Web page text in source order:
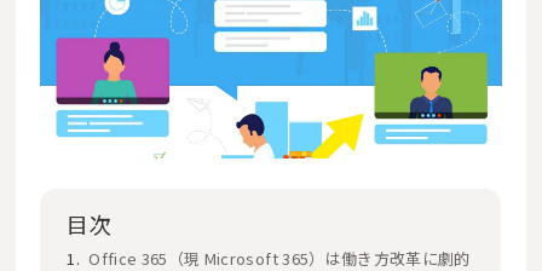
目次
Office 365（現 Microsoft 365）は働き方改革に劇的